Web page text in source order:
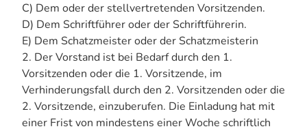
C) Dem oder der stellvertretenden Vorsitzenden.
D) Dem Schriftführer oder der Schriftführerin.
E) Dem Schatzmeister oder der Schatzmeisterin
2. Der Vorstand ist bei Bedarf durch den 1.
Vorsitzenden oder die 1. Vorsitzende, im
Verhinderungsfall durch den 2. Vorsitzenden oder die
2. Vorsitzende, einzuberufen. Die Einladung hat mit
einer Frist von mindestens einer Woche schriftlich